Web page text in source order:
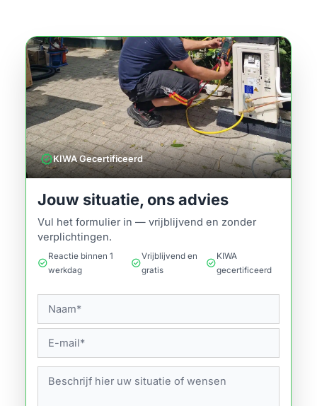
verifiedKIWA Gecertificeerd
Jouw situatie, ons advies
Vul het formulier in — vrijblijvend en zonder
verplichtingen.
check_circle
Reactie binnen 1
werkdag
check_circle
Vrijblijvend en
gratis
check_circle
KIWA
gecertificeerd